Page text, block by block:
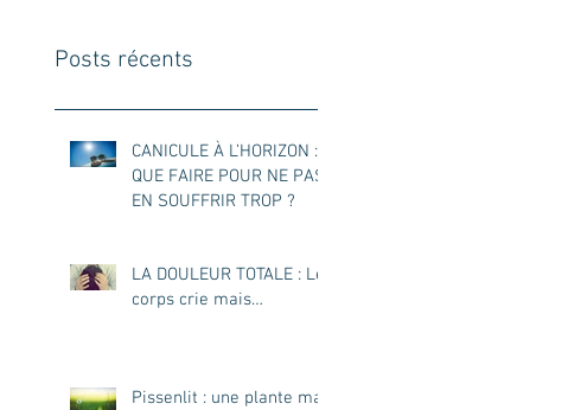
Posts récents
CANICULE À L’HORIZON :
QUE FAIRE POUR NE PAS
EN SOUFFRIR TROP ?
LA DOULEUR TOTALE : Le
corps crie mais…
Pissenlit : une plante mal